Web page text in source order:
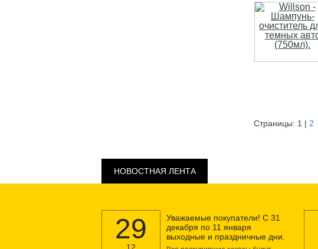
Страницы: 1 | 2
НОВОСТНАЯ ЛЕНТА
29
Уважаемые покупатели! С 31
декабря по 11 января
выходные и праздничные дни.